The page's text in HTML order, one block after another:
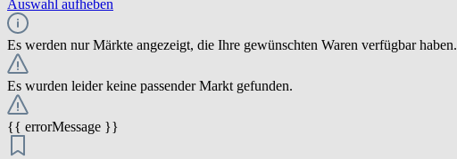
Auswahl aufheben
Es werden nur Märkte angezeigt, die Ihre gewünschten Waren verfügbar haben.
Es wurden leider keine passender Markt gefunden.
{{ errorMessage }}